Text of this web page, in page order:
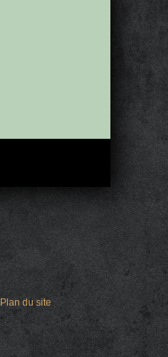
Plan du site